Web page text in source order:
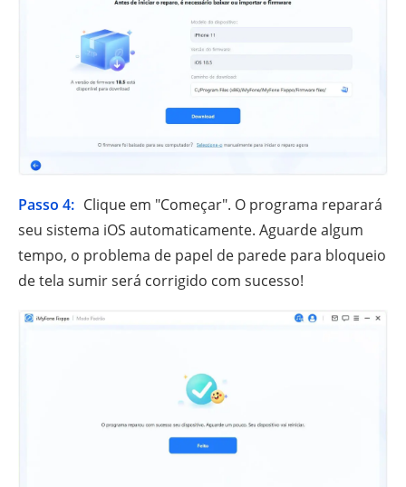
Passo 4: Clique em "Começar". O programa reparará
seu sistema iOS automaticamente. Aguarde algum
tempo, o problema de papel de parede para bloqueio
de tela sumir será corrigido com sucesso!